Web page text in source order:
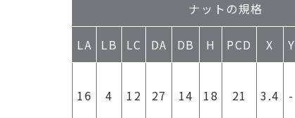
ナットの規格
LA LB LC DA DB H PCD X Y
16 4 12 27 14 18 21 3.4 -